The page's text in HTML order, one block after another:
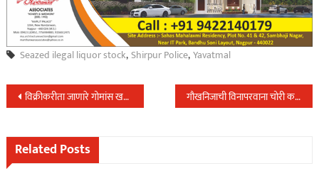
Seazed ilegal liquor stock,Shirpur Police,Yavatmal
Post
navigation
विक्रीकरीता जाणारे गोमांस खदान पोलिसांनी नाकाबंदी करुन घेतले ताब्यात… गौखनिजाची विनापरवाना चोरी करुन वाहतुक करणारे समुद्रपुर पोलिसांचे जाळ्यात…
Related Posts